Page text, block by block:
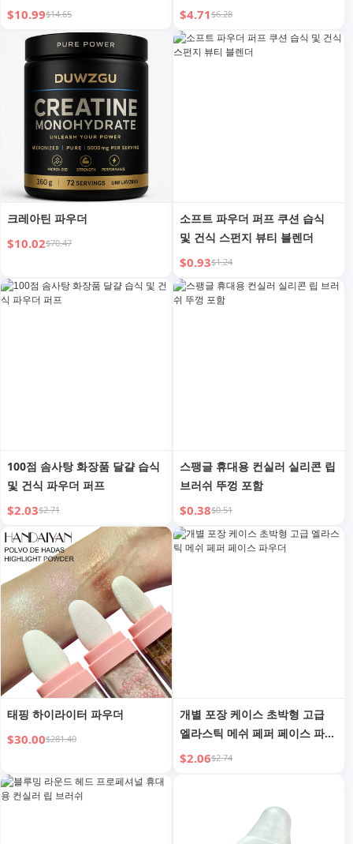
커피 분배기 탬퍼 | Refutation
$10.99$14.65
원두 | 기질 포스트
$4.71$6.28
크레아틴 파우더
$10.02$70.47
소프트 파우더 퍼프 쿠션 습식
및 건식 스펀지 뷰티 블렌더
$0.93$1.24
100점 솜사탕 화장품 달걀 습식
및 건식 파우더 퍼프
$2.03$2.71
스팽글 휴대용 컨실러 실리콘 립
브러쉬 뚜껑 포함
$0.38$0.51
태핑 하이라이터 파우더
$30.00$281.40
개별 포장 케이스 초박형 고급
엘라스틱 메쉬 페퍼 페이스 파우
더
$2.06$2.74